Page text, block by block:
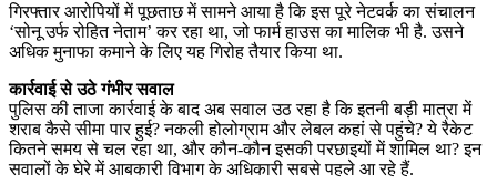
गिरफ्तार आरोपियों में पूछताछ में सामने आया है कि इस पूरे नेटवर्क का संचालन
‘सोनू उर्फ रोहित नेताम’ कर रहा था, जो फार्म हाउस का मालिक भी है. उसने
अधिक मुनाफा कमाने के लिए यह गिरोह तैयार किया था.
कार्रवाई से उठे गंभीर सवाल
पुलिस की ताजा कार्रवाई के बाद अब सवाल उठ रहा है कि इतनी बड़ी मात्रा में
शराब कैसे सीमा पार हुई? नकली होलोग्राम और लेबल कहां से पहुंचे? ये रैकेट
कितने समय से चल रहा था, और कौन-कौन इसकी परछाइयों में शामिल था? इन
सवालों के घेरे में आबकारी विभाग के अधिकारी सबसे पहले आ रहे हैं.